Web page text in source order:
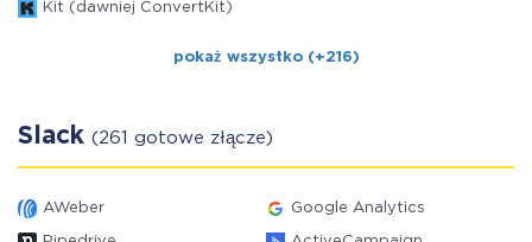
Kit (dawniej ConvertKit)
pokaż wszystko (+216)
Slack (261 gotowe złącze)
AWeber Google Analytics